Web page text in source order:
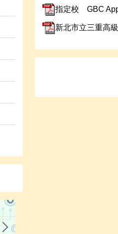
指定校 GBC
新北市立三重高